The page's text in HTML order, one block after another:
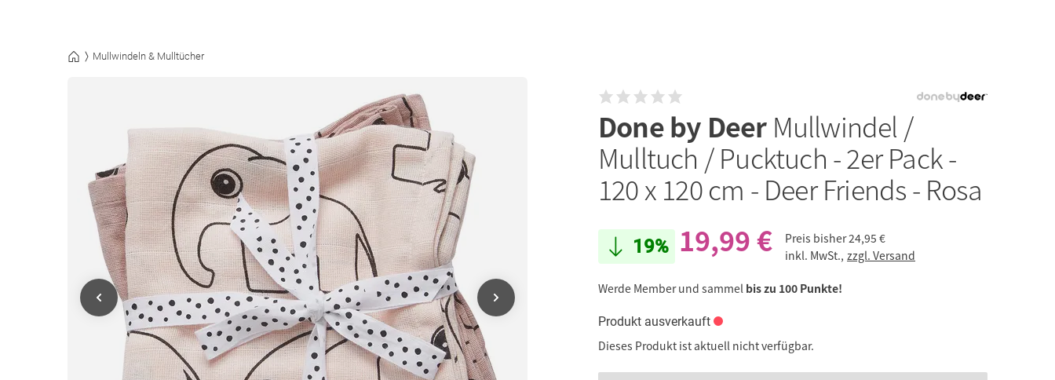
Mullwindeln & Mulltücher
Done by Deer Mullwindel /
Mulltuch / Pucktuch - 2er Pack -
120 x 120 cm - Deer Friends - Rosa
19% 19,99 € Preis bisher24,95 €
inkl. MwSt., zzgl. Versand
Werde Member und sammel bis zu 100 Punkte!
Produkt ausverkauft
Dieses Produkt ist aktuell nicht verfügbar.